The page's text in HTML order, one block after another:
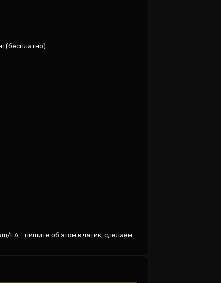
EA - пишите об этом в чатик, сделаем